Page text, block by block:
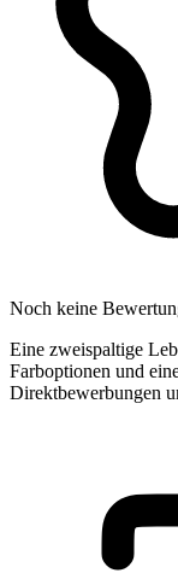
Noch keine
Eine zweispaltige
Farboptionen und
Direktbewerbungen